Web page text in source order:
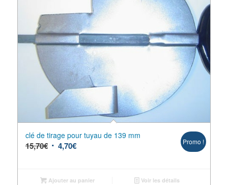
clé de tirage pour tuyau de 139 mm
15,70€ 4,70€ Promo !
Ajouter au panier Voir les détails